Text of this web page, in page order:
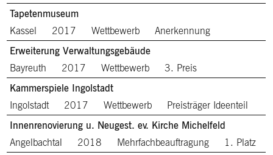
Tapetenmuseum
Kassel
2017 Wettbewerb
Anerkennung
Erweiterung Verwaltungsgebäude
Bayreuth
2017 Wettbewerb
3. Preis
Kammerspiele Ingolstadt
Ingolstadt
2017 Wettbewerb
Preisträger Ideenteil
Innenrenovierung u. Neugest. ev. Kirche Michelfeld
Angelbachtal
2018 Mehrfachbeauftragung
1. Platz